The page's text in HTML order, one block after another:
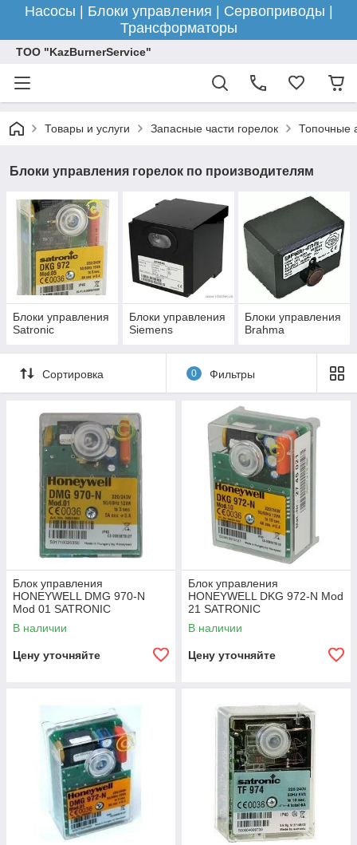
Насосы | Блоки управления | Сервоприводы |
Трансформаторы
ТОО "KazBurnerService"
Товары и услуги Запасные части горелок Топочные
Блоки управления горелок по производителям
Блоки управления
Satronic
Блоки управления
Siemens
Блоки управления
Brahma
Сортировка 0 Фильтры
Блок управления
HONEYWELL DMG 970-N
Mod 01 SATRONIC
В наличии
Цену уточняйте
Блок управления
HONEYWELL DKG 972-N Mod
21 SATRONIC
В наличии
Цену уточняйте